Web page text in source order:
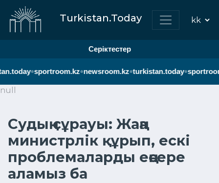
Turkistan.Today
Серіктестер
•sportroom.kz•newsroom.kz•turkistan.today•
null
Судың сұрауы: Жаңа
министрлік құрып, ескі
проблемаларды еңсере
аламыз ба